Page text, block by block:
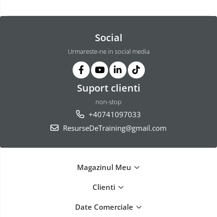
Social
Urmareste-ne in social media
Suport clienti
non-stop
+40741097033
ResurseDeTraining@gmail.com
Magazinul Meu
Clienti
Date Comerciale